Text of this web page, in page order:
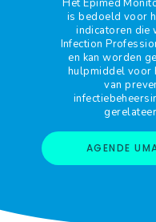
Het Epimed
is bedoeld voor
indicatoren die
Infection
en kan worden
hulpmiddel voor
van
AGENDE